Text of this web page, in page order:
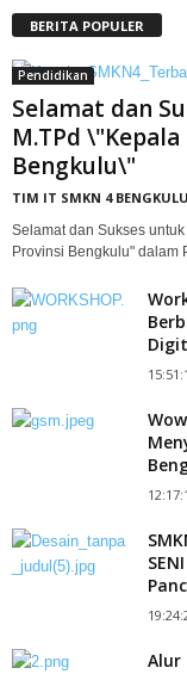
BERITA POPULER
Pendidikan
Selamat dan
M.TPd
Bengkulu\"
TIM IT SMKN 4 BENGKULU
Selamat dan Sukses
Provinsi Bengkulu" dalam
Alur